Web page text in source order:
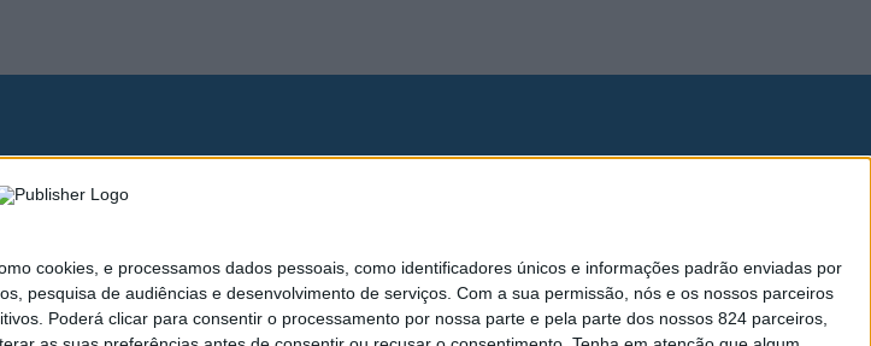
cookies, e processamos dados pessoais, como identificadores únicos e informações padrão enviadas por
pesquisa de audiências e desenvolvimento de serviços. Com a sua permissão, nós e os nossos parceiros
Poderá clicar para consentir o processamento por nossa parte e pela parte dos nossos 824 parceiros,
de Privacidade Estatuto Editorial Lei da Transparência Livro de Reclamações